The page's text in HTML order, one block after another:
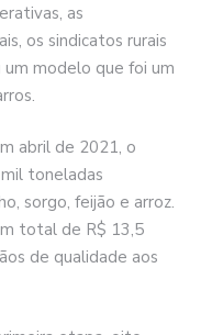
as
os sindicatos rurais
um modelo que foi um
abril de 2021, o
toneladas
sorgo, feijão e arroz.
total de R$ 13,5
de qualidade aos